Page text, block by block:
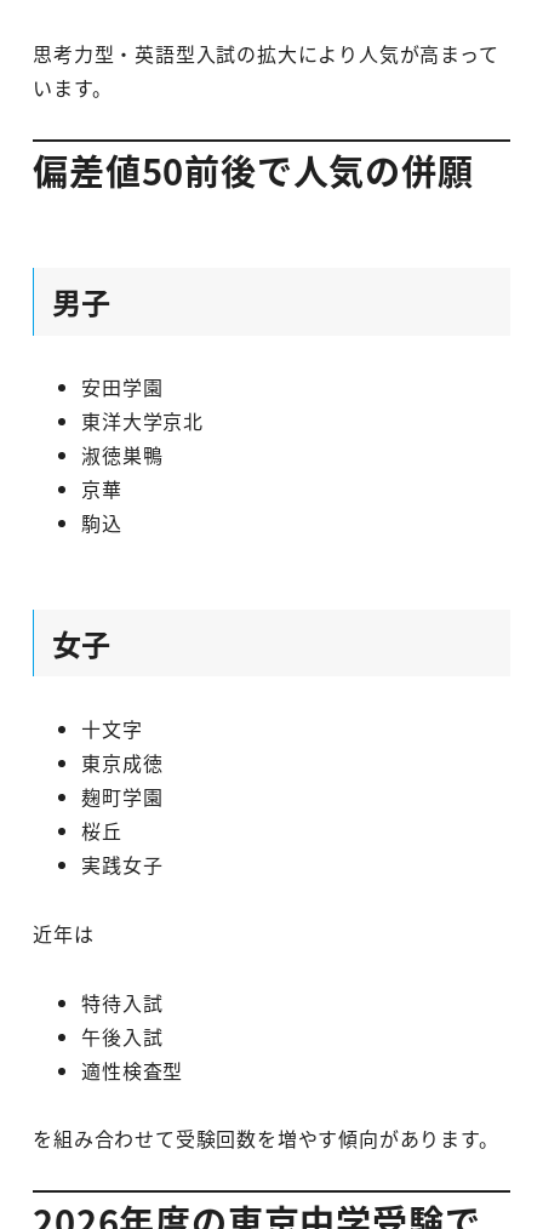
思考力型・英語型入試の拡大により人気が高まって
います。
偏差値50前後で人気の併願
男子
安田学園
東洋大学京北
淑徳巣鴨
京華
駒込
女子
十文字
東京成徳
麹町学園
桜丘
実践女子
近年は
特待入試
午後入試
適性検査型
を組み合わせて受験回数を増やす傾向があります。